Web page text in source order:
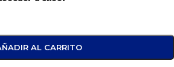
AL CARRITO